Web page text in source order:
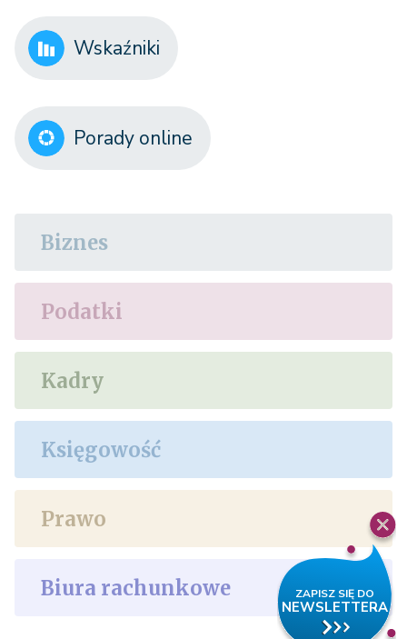
Wskaźniki
Porady online
Biznes
Podatki
Kadry
Księgowość
Prawo
Biura rachunkowe